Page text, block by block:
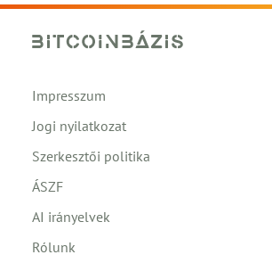
Impresszum
Jogi nyilatkozat
Szerkesztői politika
ÁSZF
AI irányelvek
Rólunk